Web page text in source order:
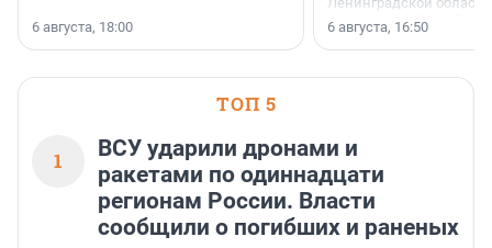
6 августа, 18:00
номинации «Самый
застройщик
области».
6 августа, 16:50
ТОП 5
1
ВСУ ударили дронами и
ракетами по одиннадцати
регионам России. Власти
сообщили о погибших и раненых